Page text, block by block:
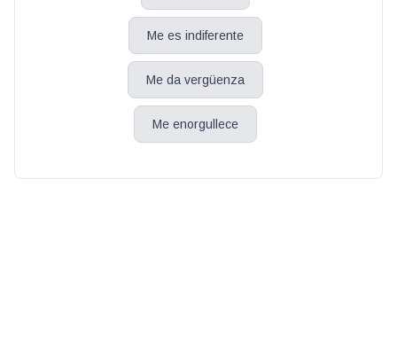
Me es indiferente
Me da vergüenza
Me enorgullece